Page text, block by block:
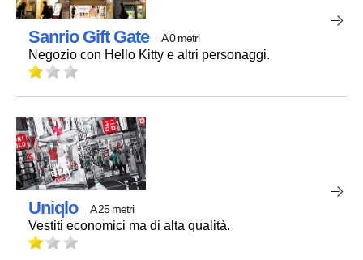
Sanrio Gift Gate A 0 metri
Negozio con Hello Kitty e altri personaggi.
Uniqlo A 25 metri
Vestiti economici ma di alta qualità.